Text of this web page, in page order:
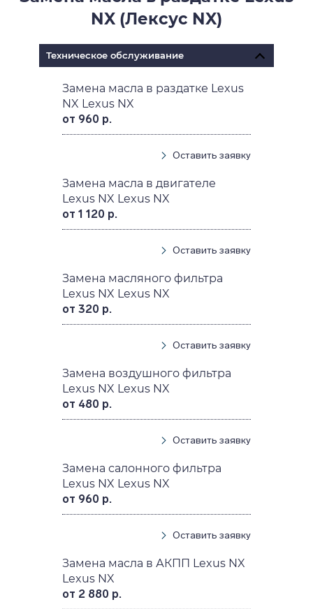
NX (Лексус NX)
Техническое обслуживание
Замена масла в раздатке Lexus
NX Lexus NX
от 960 р.
Оставить заявку
Замена масла в двигателе
Lexus NX Lexus NX
от 1 120 р.
Оставить заявку
Замена масляного фильтра
Lexus NX Lexus NX
от 320 р.
Оставить заявку
Замена воздушного фильтра
Lexus NX Lexus NX
от 480 р.
Оставить заявку
Замена салонного фильтра
Lexus NX Lexus NX
от 960 р.
Оставить заявку
Замена масла в АКПП Lexus NX
Lexus NX
от 2 880 р.